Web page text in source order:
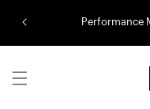
de
Performance